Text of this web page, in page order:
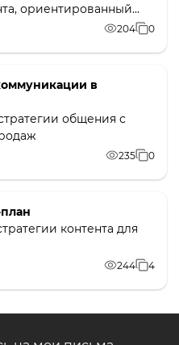
ориентированный...
204 0
в
общения с
235 0
контента для
244 4